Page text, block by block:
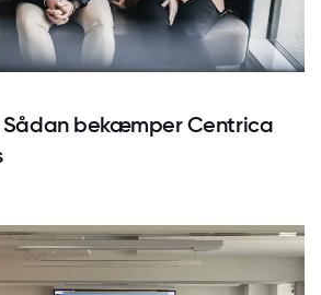
Sådan bekæmper Centrica